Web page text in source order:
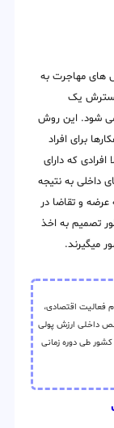
های مهاجرت به
گسترش یک
می شود. این روش
برای افراد
که دارای
داخلی به نتیجه
عرضه و تقاضا در
تصمیم به اخذ
میگیرند.
فعالیت اقتصادی،
داخلی ارزش پولی
طی دوره زمانی